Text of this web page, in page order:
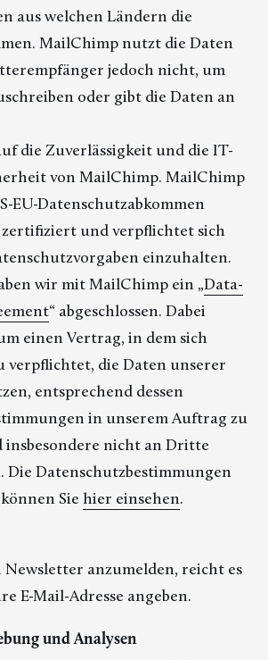
aus welchen Ländern die
MailChimp nutzt die Daten
jedoch nicht, um
oder gibt die Daten an
die Zuverlässigkeit und die IT-
von MailChimp. MailChimp
EU-Datenschutzabkommen
zertifiziert und verpflichtet sich
einzuhalten.
wir mit MailChimp ein „Data-
“ abgeschlossen. Dabei
einen Vertrag, in dem sich
verpflichtet, die Daten unserer
entsprechend dessen
in unserem Auftrag zu
insbesondere nicht an Dritte
Die Datenschutzbestimmungen
Siehier einsehen.
anzumelden, reicht es
E-Mail-Adresse angeben.
und Analysen